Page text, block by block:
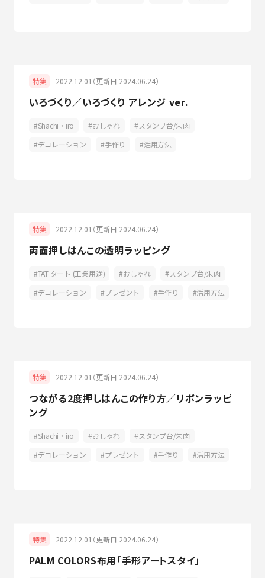
特集 2022.12.01（更新日 2024.06.24）
いろづくり／いろづくり アレンジ ver.
Shachi・iro おしゃれ
スタンプ台/朱肉
デコレーション
手作り 活用方法
特集 2022.12.01（更新日 2024.06.24）
両面押しはんこの透明ラッピング
TAT タート (工業用途) おしゃれ
スタンプ台/朱肉
デコレーション
プレゼント 手作り 活用方法
特集 2022.12.01（更新日 2024.06.24）
つながる2度押しはんこの作り方／リボンラッピ
ング
Shachi・iro おしゃれ
スタンプ台/朱肉
デコレーション
プレゼント 手作り 活用方法
特集 2022.12.01（更新日 2024.06.24）
PALM COLORS布用「手形アートスタイ」